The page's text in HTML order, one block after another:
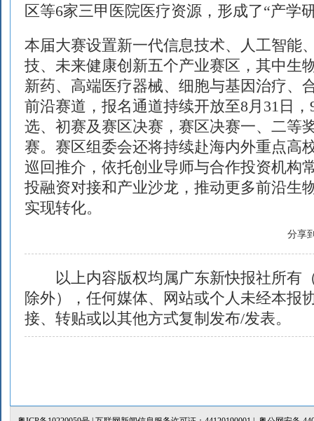
区等6家三甲医院医疗资源，形成了“产学
本届大赛设置新一代信息技术、人工智能
技、未来健康创新五个产业赛区，其中生
新药、高端医疗器械、细胞与基因治疗、
前沿赛道，报名通道持续开放至8月31日
选、初赛及赛区决赛，赛区决赛一、二等
赛。赛区组委会还将持续赴海内外重点高
巡回推介，依托创业导师与合作投资机构
投融资对接和产业沙龙，推动更多前沿生
实现转化。
分享
以上内容版权均属广东新快报社所有
除外），任何媒体、网站或个人未经本报
接、转贴或以其他方式复制发布/发表。